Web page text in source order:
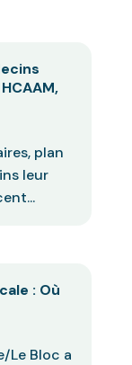
plan
leur
: Où
Le Bloc a